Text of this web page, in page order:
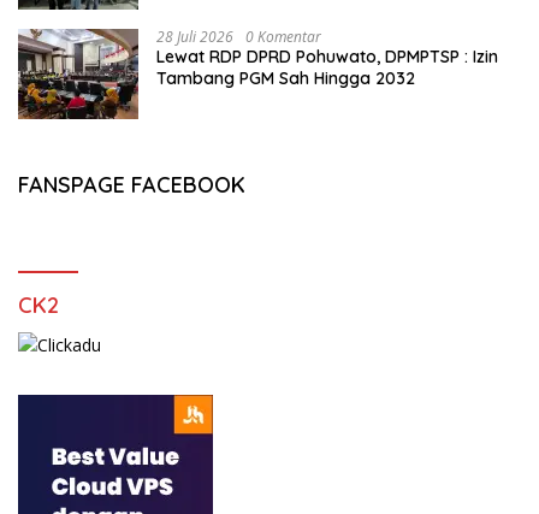
28 Juli 2026 0 Komentar
Lewat RDP DPRD Pohuwato, DPMPTSP : Izin
Tambang PGM Sah Hingga 2032
FANSPAGE FACEBOOK
CK2